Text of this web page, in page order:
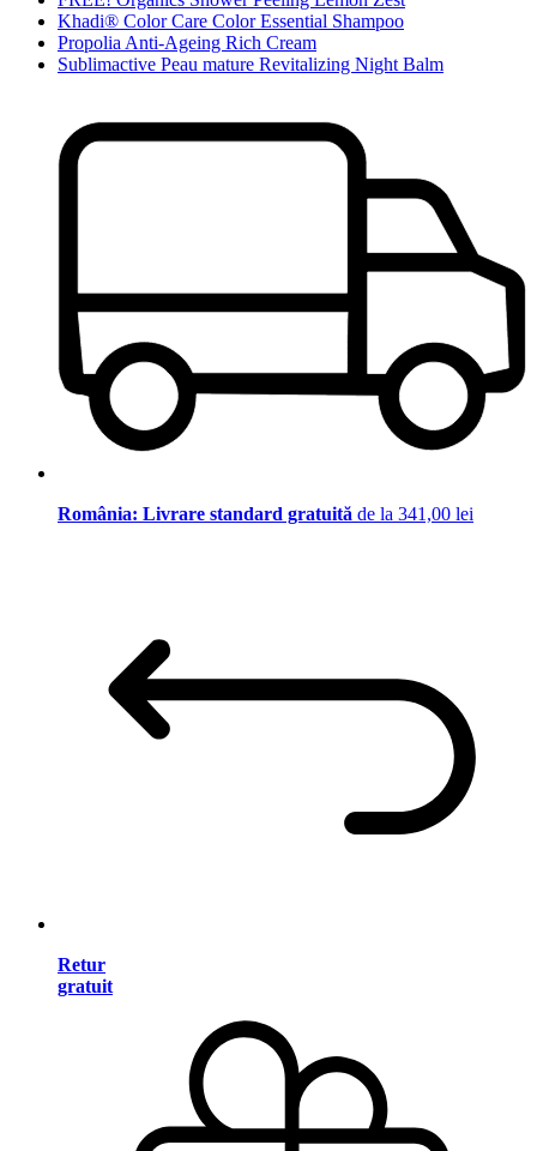
Khadi® Color Care Color Essential Shampoo
Propolia Anti-Ageing Rich Cream
Sublimactive Peau mature Revitalizing Night Balm
România: Livrare standard gratuită de la 341,00 lei
Retur
gratuit